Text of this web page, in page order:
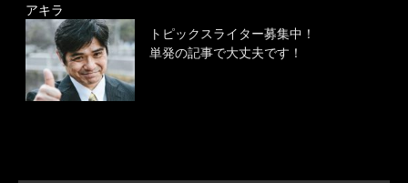
アキラ
トピックスライター募集中！
単発の記事で大丈夫です！